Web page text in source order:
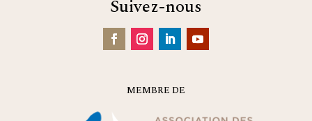
Suivez-nous
MEMBRE DE